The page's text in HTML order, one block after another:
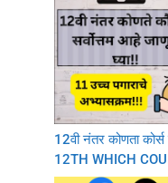
12वी नंतर कोणता
12TH WHICH